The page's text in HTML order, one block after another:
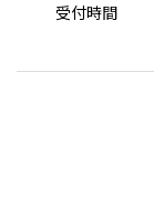
受付時間